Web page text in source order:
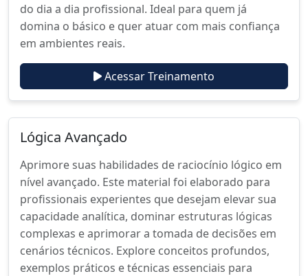
do dia a dia profissional. Ideal para quem já
domina o básico e quer atuar com mais confiança
em ambientes reais.
Acessar Treinamento
Lógica Avançado
Aprimore suas habilidades de raciocínio lógico em
nível avançado. Este material foi elaborado para
profissionais experientes que desejam elevar sua
capacidade analítica, dominar estruturas lógicas
complexas e aprimorar a tomada de decisões em
cenários técnicos. Explore conceitos profundos,
exemplos práticos e técnicas essenciais para